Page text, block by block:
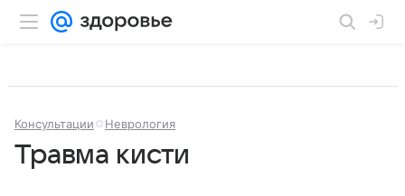
Консультации Неврология
Травма кисти